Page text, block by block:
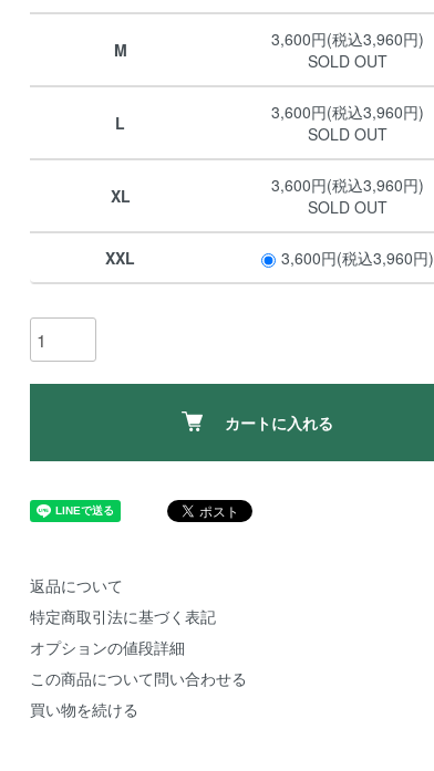
M
3,600円(税込3,960円)
SOLD OUT
L
3,600円(税込3,960円)
SOLD OUT
XL
3,600円(税込3,960円)
SOLD OUT
XXL 3,600円(税込3,960円)
カートに入れる
返品について
特定商取引法に基づく表記
オプションの値段詳細
この商品について問い合わせる
買い物を続ける